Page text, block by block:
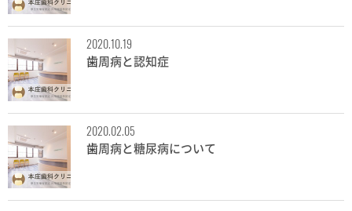
2020.10.19
歯周病と認知症
2020.02.05
歯周病と糖尿病について